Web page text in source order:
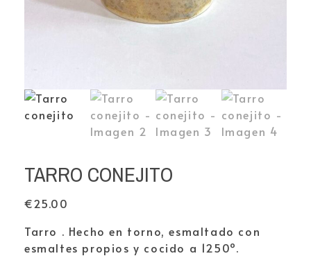
TARRO CONEJITO
€25.00
Tarro . Hecho en torno, esmaltado con
esmaltes propios y cocido a 1250º.